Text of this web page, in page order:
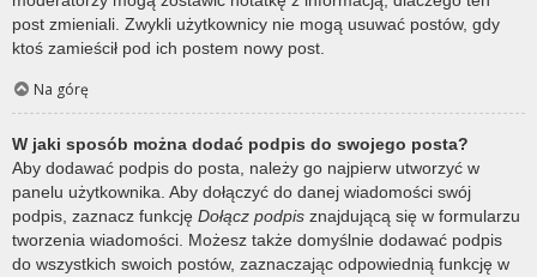
post zmieniali. Zwykli użytkownicy nie mogą usuwać postów, gdy
ktoś zamieścił pod ich postem nowy post.
Na górę
W jaki sposób można dodać podpis do swojego posta?
Aby dodawać podpis do posta, należy go najpierw utworzyć w
panelu użytkownika. Aby dołączyć do danej wiadomości swój
podpis, zaznacz funkcję Dołącz podpis znajdującą się w formularzu
tworzenia wiadomości. Możesz także domyślnie dodawać podpis
do wszystkich swoich postów, zaznaczając odpowiednią funkcję w